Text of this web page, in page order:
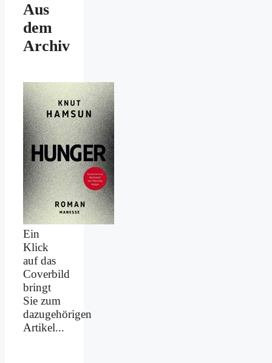
Aus
dem
Archiv
Ein
Klick
auf das
Coverbild
bringt
Sie zum
dazugehörigen
Artikel...